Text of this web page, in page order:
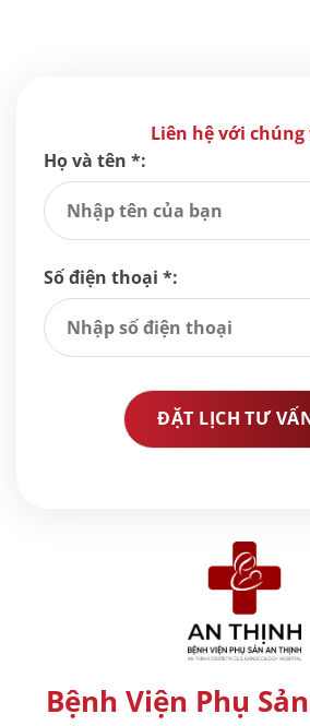
Liên hệ với
Họ và tên *:
Số điện thoại *:
Bệnh Viện Phụ